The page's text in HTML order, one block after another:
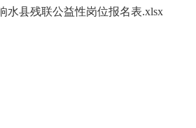
水县残联公益性岗位报名表.xlsx